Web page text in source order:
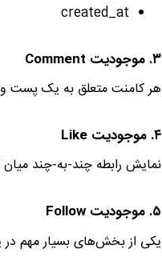
created_at
۳. موجودیت Comment
هر کامنت متعلق به یک پست
۴. موجودیت Like
نمایش رابطه چند-به-چند
۵. موجودیت Follow
یکی از بخش‌های بسیار مهم در